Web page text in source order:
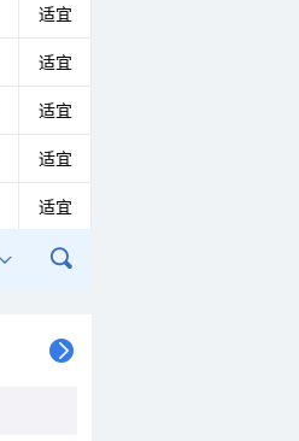
适宜
适宜
适宜
适宜
适宜